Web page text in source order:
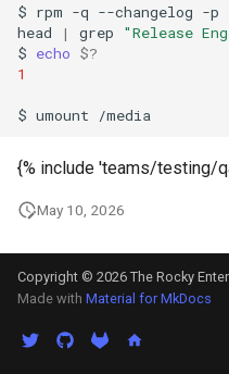
$ rpm -q --changelog -p
head
| grep
"Release
$ echo $?
1
$ umount
{% include 'teams/testing/
May 10, 2026
Copyright © 2026 The Rocky
Made with Material for MkDocs